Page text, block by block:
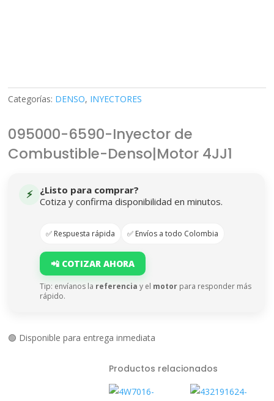
Categorías: DENSO, INYECTORES
095000-6590-Inyector de
Combustible-Denso|Motor 4JJ1
⚡
¿Listo para comprar?
Cotiza y confirma disponibilidad en minutos.
✅ Respuesta rápida ✅ Envíos a todo Colombia
📲 COTIZAR AHORA
Tip: envíanos la referencia y el motor para responder más
rápido.
🟢 Disponible para entrega inmediata
Productos relacionados